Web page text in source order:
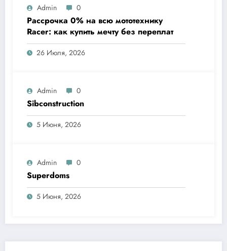
Admin 0
Рассрочка 0% на всю мототехнику
Racer: как купить мечту без переплат
26 Июля, 2026
Admin 0
Sibconstruction
5 Июня, 2026
Admin 0
Superdoms
5 Июня, 2026